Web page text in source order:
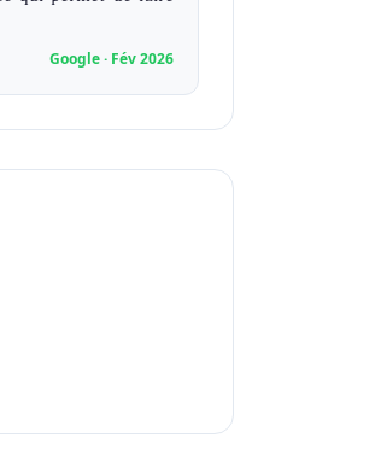
Google · Fév 2026